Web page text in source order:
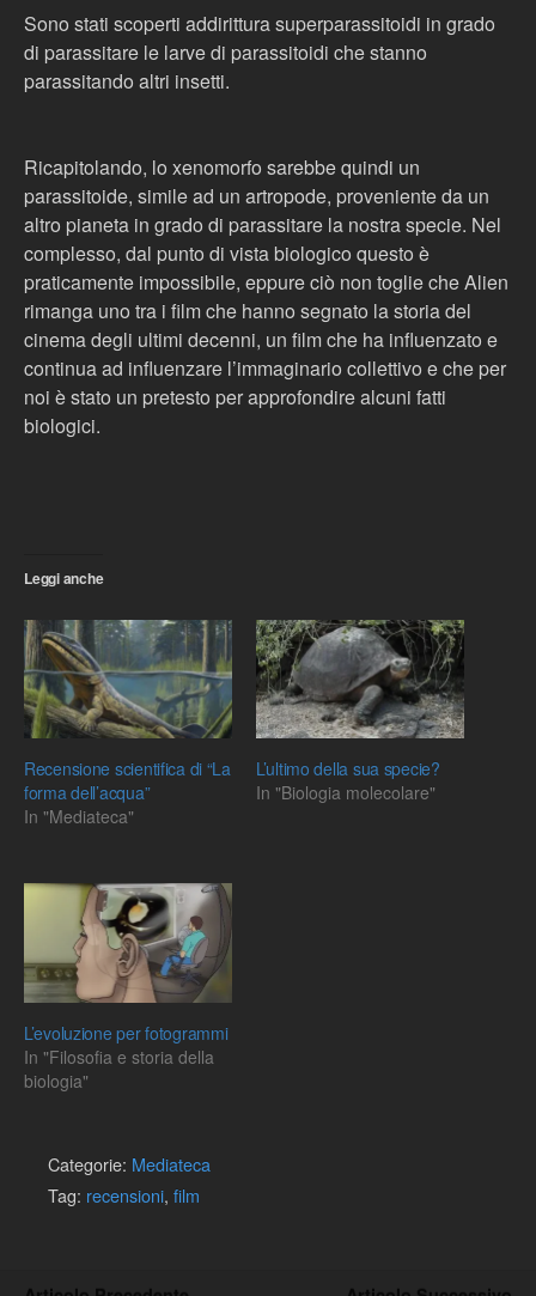
Sono stati scoperti addirittura superparassitoidi in grado
di parassitare le larve di parassitoidi che stanno
parassitando altri insetti.
Ricapitolando, lo xenomorfo sarebbe quindi un
parassitoide, simile ad un artropode, proveniente da un
altro pianeta in grado di parassitare la nostra specie. Nel
complesso, dal punto di vista biologico questo è
praticamente impossibile, eppure ciò non toglie che Alien
rimanga uno tra i film che hanno segnato la storia del
cinema degli ultimi decenni, un film che ha influenzato e
continua ad influenzare l’immaginario collettivo e che per
noi è stato un pretesto per approfondire alcuni fatti
biologici.
Leggi anche
Recensione scientifica di “La
forma dell’acqua”
In "Mediateca"
L’ultimo della sua specie?
In "Biologia molecolare"
L’evoluzione per fotogrammi
In "Filosofia e storia della
biologia"
Categorie: Mediateca
Tag: recensioni, film